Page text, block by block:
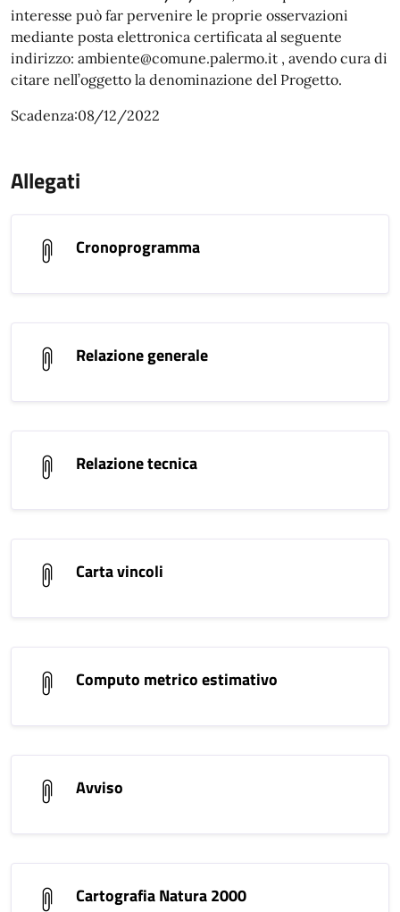
interesse può far pervenire le proprie osservazioni
mediante posta elettronica certificata al seguente
indirizzo: ambiente@comune.palermo.it , avendo cura di
citare nell’oggetto la denominazione del Progetto.
Scadenza:08/12/2022
Allegati
Cronoprogramma
Relazione generale
Relazione tecnica
Carta vincoli
Computo metrico estimativo
Avviso
Cartografia Natura 2000